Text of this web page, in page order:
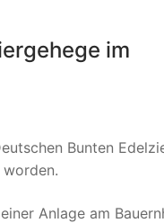
im
Bunten
worden.
Anlage am